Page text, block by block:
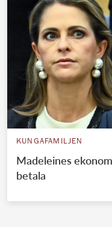
KUNGAFAMILJEN
Madeleines
betala